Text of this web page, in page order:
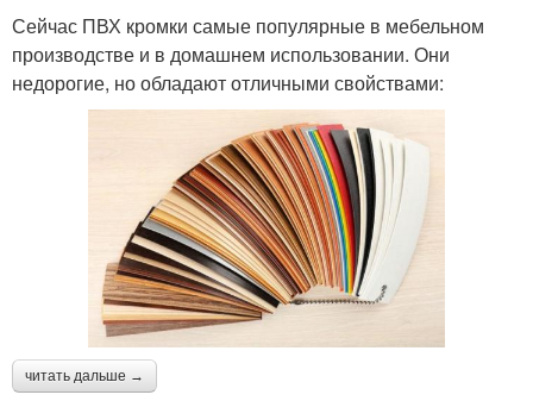
Сейчас ПВХ кромки самые популярные в мебельном
производстве и в домашнем использовании. Они
недорогие, но обладают отличными свойствами:
читать дальше →